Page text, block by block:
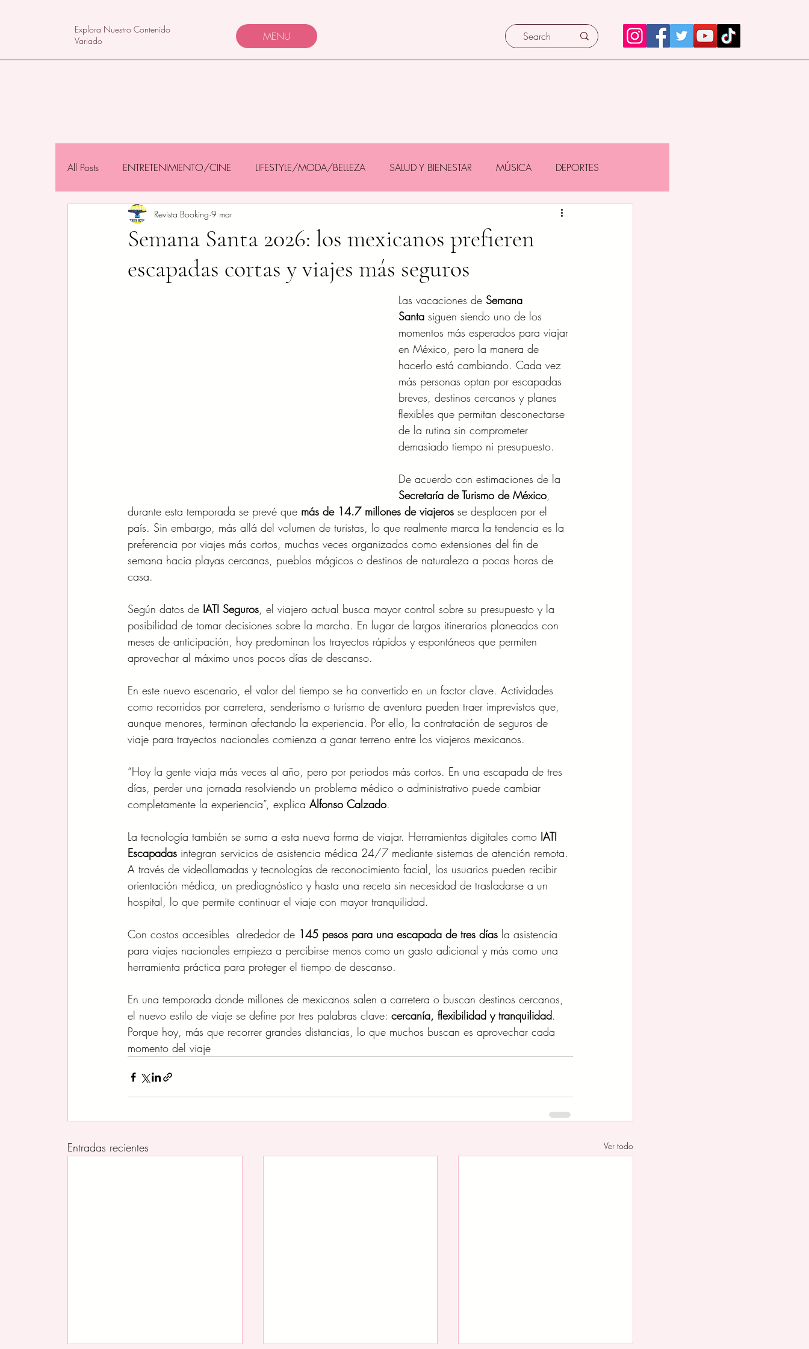
Explora Nuestro Contenido
Variado
MENU
All Posts ENTRETENIMIENTO/CINE LIFESTYLE/MODA/BELLEZA SALUD Y BIENESTAR MÚSICA DEPORTES
NEGOCIOS/TECNOLOGÍA
Semana Santa 2026: los mexicanos prefieren
escapadas cortas y viajes más seguros
Revista Booking 9 mar
Las vacaciones de Semana
Santa siguen siendo uno de los
momentos más esperados para viajar
en México, pero la manera de
hacerlo está cambiando. Cada vez
más personas optan por escapadas
breves, destinos cercanos y planes
flexibles que permitan desconectarse
de la rutina sin comprometer
demasiado tiempo ni presupuesto.
De acuerdo con estimaciones de la
Secretaría de Turismo de México,
durante esta temporada se prevé que más de 14.7 millones de viajeros se desplacen por el
país. Sin embargo, más allá del volumen de turistas, lo que realmente marca la tendencia es la
preferencia por viajes más cortos, muchas veces organizados como extensiones del fin de
semana hacia playas cercanas, pueblos mágicos o destinos de naturaleza a pocas horas de
casa.
Según datos de IATI Seguros, el viajero actual busca mayor control sobre su presupuesto y la
posibilidad de tomar decisiones sobre la marcha. En lugar de largos itinerarios planeados con
meses de anticipación, hoy predominan los trayectos rápidos y espontáneos que permiten
aprovechar al máximo unos pocos días de descanso.
En este nuevo escenario, el valor del tiempo se ha convertido en un factor clave. Actividades
como recorridos por carretera, senderismo o turismo de aventura pueden traer imprevistos que,
aunque menores, terminan afectando la experiencia. Por ello, la contratación de seguros de
viaje para trayectos nacionales comienza a ganar terreno entre los viajeros mexicanos.
“Hoy la gente viaja más veces al año, pero por periodos más cortos. En una escapada de tres
días, perder una jornada resolviendo un problema médico o administrativo puede cambiar
completamente la experiencia”, explica Alfonso Calzado.
La tecnología también se suma a esta nueva forma de viajar. Herramientas digitales como IATI
Escapadas integran servicios de asistencia médica 24/7 mediante sistemas de atención remota.
A través de videollamadas y tecnologías de reconocimiento facial, los usuarios pueden recibir
orientación médica, un prediagnóstico y hasta una receta sin necesidad de trasladarse a un
hospital, lo que permite continuar el viaje con mayor tranquilidad.
Con costos accesibles  alrededor de 145 pesos para una escapada de tres días la asistencia
para viajes nacionales empieza a percibirse menos como un gasto adicional y más como una
herramienta práctica para proteger el tiempo de descanso.
En una temporada donde millones de mexicanos salen a carretera o buscan destinos cercanos,
el nuevo estilo de viaje se define por tres palabras clave: cercanía, flexibilidad y tranquilidad.
Porque hoy, más que recorrer grandes distancias, lo que muchos buscan es aprovechar cada
momento del viaje
Entradas recientes Ver todo